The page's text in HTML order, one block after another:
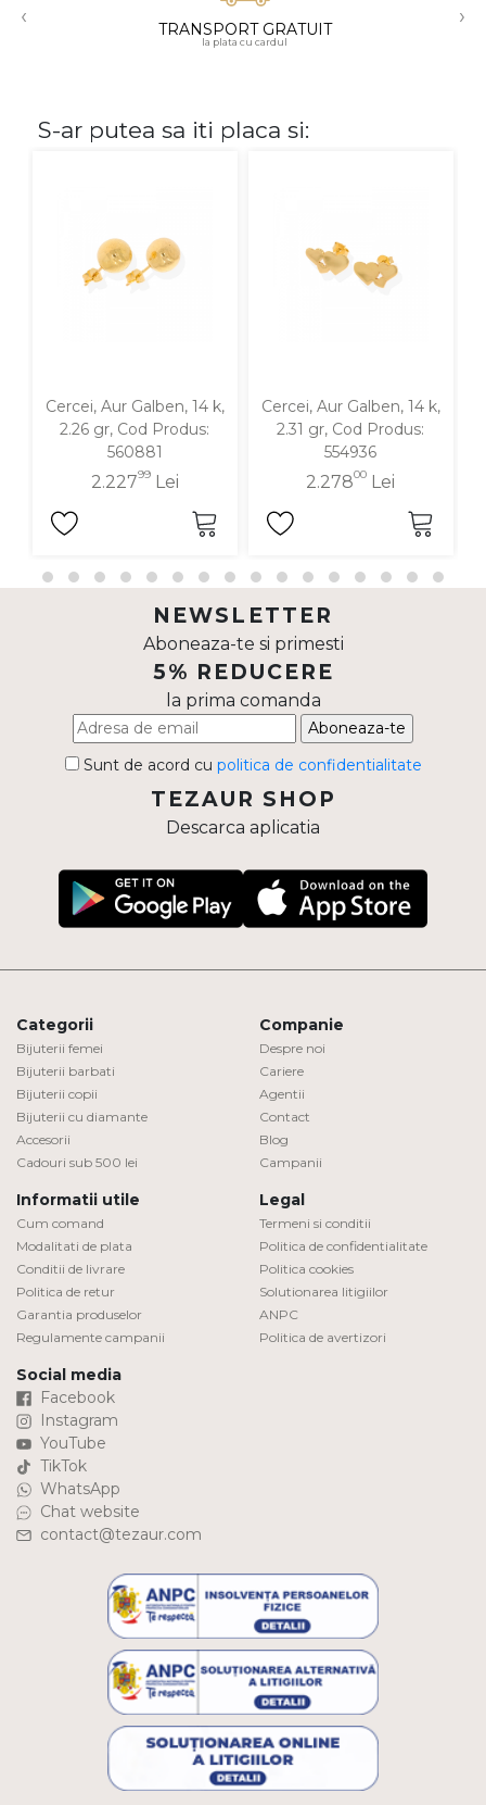
18K
‹ TRANSPORT GRATUIT
la plata cu cardul
›
S-ar putea sa iti placa si:
Cercei, Aur Galben, 14 k,
2.26 gr, Cod Produs:
560881
2.22799Lei
Cercei, Aur Galben, 14 k,
2.31 gr, Cod Produs:
554936
2.27800 Lei
NEWSLETTER
Aboneaza-te si primesti
5% REDUCERE
la prima comanda
Aboneaza-te
Sunt de acord cu politica de confidentialitate
TEZAUR SHOP
Descarca aplicatia
Categorii
Bijuterii femei
Bijuterii barbati
Bijuterii copii
Bijuterii cu diamante
Accesorii
Cadouri sub 500 lei
Companie
Despre noi
Cariere
Agentii
Contact
Blog
Campanii
Informatii utile
Cum comand
Modalitati de plata
Conditii de livrare
Politica de retur
Garantia produselor
Regulamente campanii
Legal
Termeni si conditii
Politica de confidentialitate
Politica cookies
Solutionarea litigiilor
ANPC
Politica de avertizori
Social media
Facebook
Instagram
YouTube
TikTok
WhatsApp
Chat website
contact@tezaur.com